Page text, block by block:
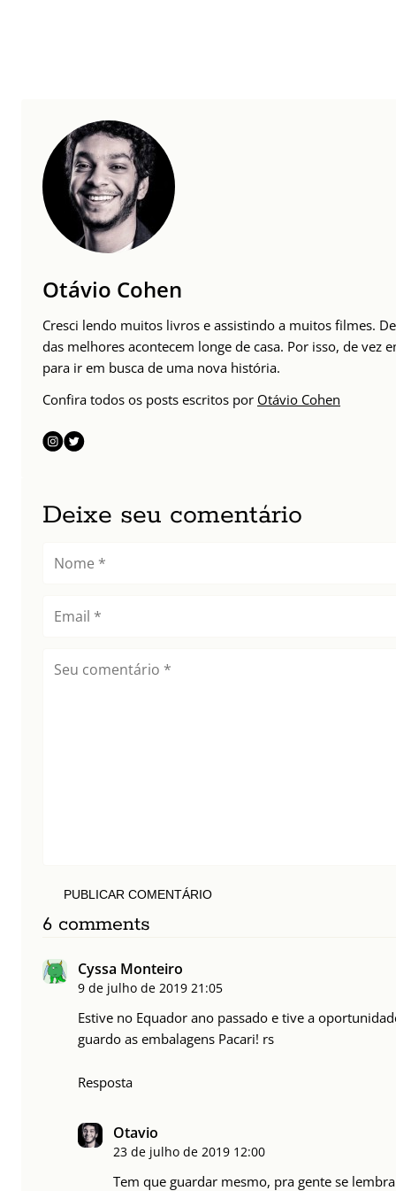
Otávio Cohen
Cresci lendo muitos livros e assistindo a muitos filmes.
das melhores acontecem longe de casa. Por isso, de
para ir em busca de uma nova história.
Confira todos os posts escritos por Otávio Cohen
Deixe seu comentário
PUBLICAR COMENTÁRIO
6 comments
Cyssa Monteiro
9 de julho de 2019 21:05
Estive no Equador ano passado e tive a
guardo as embalagens Pacari! rs
Resposta
Otavio
23 de julho de 2019 12:00
Tem que guardar mesmo, pra gente se